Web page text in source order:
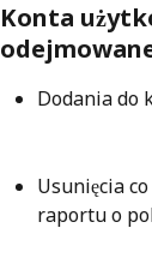
Konta
Dodania do
Usunięcia
raportu o